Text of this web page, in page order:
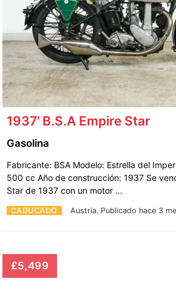
1937' B.S.A Empire Star
CADUCADO Austria. Publicado hace 3
Gasolina
Fabricante: BSA Modelo: Estrella del
500 cc Año de construcción: 1937 Se
Star de 1937 con un motor …
£5,499